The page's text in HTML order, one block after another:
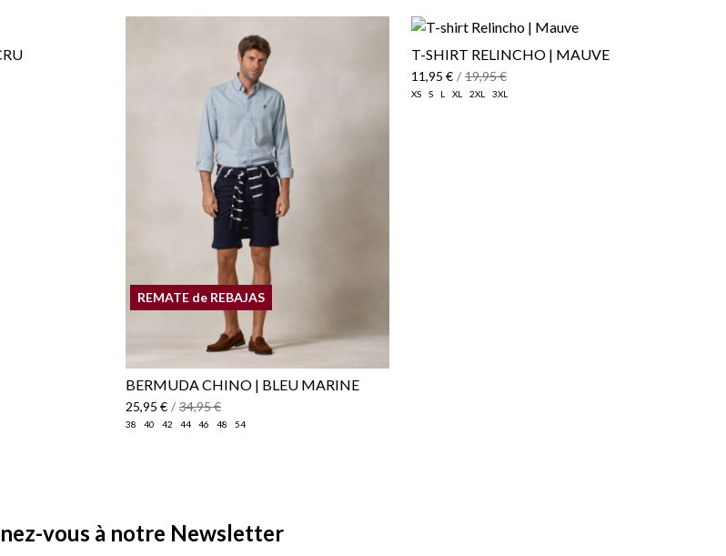
REMATE de REBAJAS
BERMUDA CHINO | BLEU MARINE
25,95 € / 34,95 €
38 40 42 44 46 48 54
T-SHIRT RELINCHO | MAUVE
11,95 € / 19,95 €
XS S L XL 2XL 3XL
vous à notre Newsletter